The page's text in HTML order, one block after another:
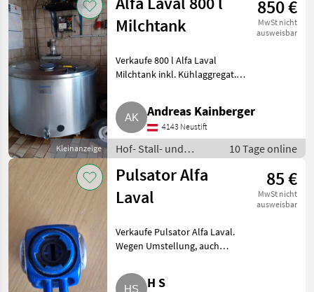
KATEGORIE
WÄHLEN
Alfa Laval
De Laval
Westfalia
Alfa
Müller
Alle 8
anzeigen
MARKTPLATZ
Weidetechnik
/ Alfa Laval
Kleinanzeige
Milchtank
850 €
MwSt nicht
ausweisbar
Verkaufe 800 l Alfa Laval
Milchtank inkl. Kühlaggregat.
Weidetechnik Kühltechnik
Andreas Kainberger
4143 Neustift
Hof- Stall- und
Weidetechnik /
Kühltechnik
10 Tage online
Pulsator Alfa
Laval
85 €
MwSt nicht
ausweisbar
Verkaufe Pulsator Alfa Laval.
Wegen Umstellung, auch
Weidetechnik Kühltechnik
H S